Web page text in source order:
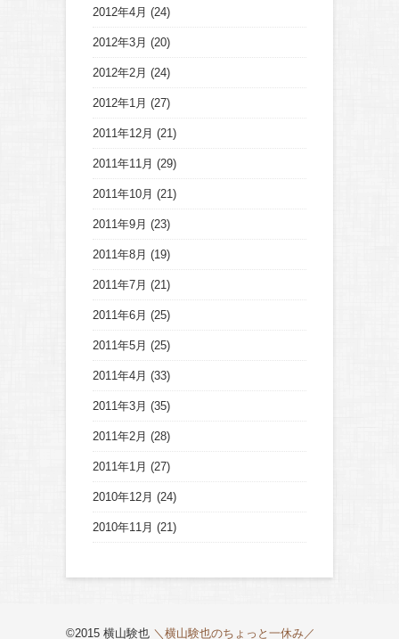
2012年4月 (24)
2012年3月 (20)
2012年2月 (24)
2012年1月 (27)
2011年12月 (21)
2011年11月 (29)
2011年10月 (21)
2011年9月 (23)
2011年8月 (19)
2011年7月 (21)
2011年6月 (25)
2011年5月 (25)
2011年4月 (33)
2011年3月 (35)
2011年2月 (28)
2011年1月 (27)
2010年12月 (24)
2010年11月 (21)
©2015 横山験也 ＼横山験也のちょっと一休み／